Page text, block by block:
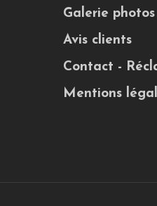
Galerie photos
Avis clients
Contact -
Mentions